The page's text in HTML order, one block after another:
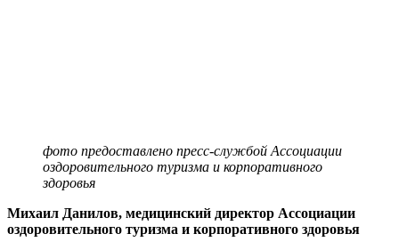
фото предоставлено пресс-службой Ассоциации
оздоровительного туризма и корпоративного
здоровья
Михаил Данилов, медицинский директор Ассоциации
оздоровительного туризма и корпоративного здоровья